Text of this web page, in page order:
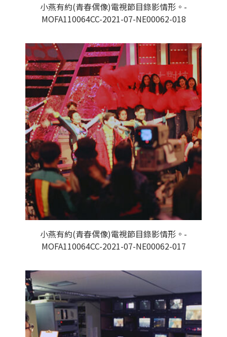
小燕有約(青春偶像)電視節目錄影情形。-
MOFA110064CC-2021-07-NE00062-018
小燕有約(青春偶像)電視節目錄影情形。-
MOFA110064CC-2021-07-NE00062-017